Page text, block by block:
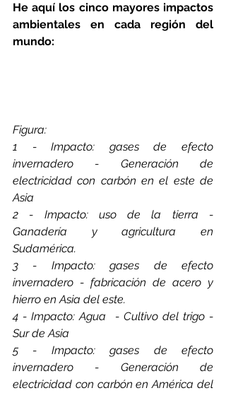
He aquí los cinco mayores impactos
ambientales en cada región del
mundo:
Figura:
1 - Impacto: gases de efecto
invernadero - Generación de
electricidad con carbón en el este de
Asia
2 - Impacto: uso de la tierra -
Ganadería y agricultura en
Sudamérica.
3 - Impacto: gases de efecto
invernadero - fabricación de acero y
hierro en Asia del este.
4 - Impacto: Agua  - Cultivo del trigo -
Sur de Asia
5 - Impacto: gases de efecto
invernadero - Generación de
electricidad con carbón en América del